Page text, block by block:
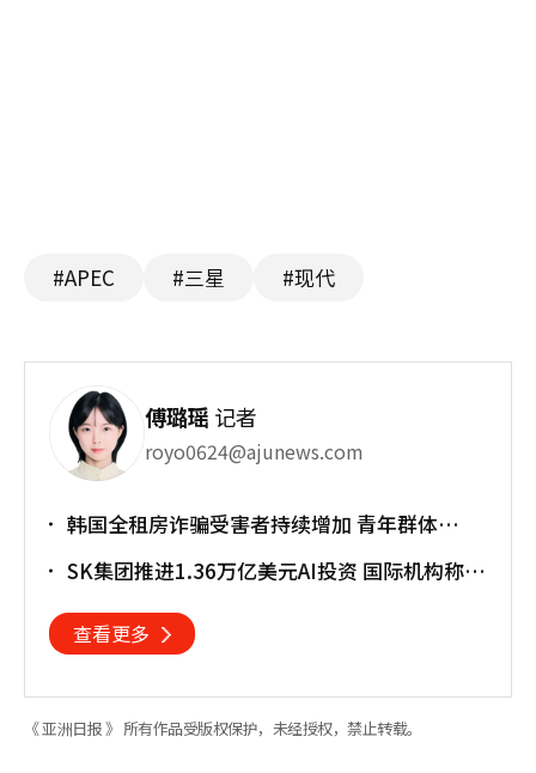
#APEC #三星 #现代
傅璐瑶 记者
royo0624@ajunews.com
韩国全租房诈骗受害者持续增加 青年群体
SK集团推进1.36万亿美元AI投资 国际机构称将
查看更多
《 亚洲日报 》 所有作品受版权保护，未经授权，禁止转载。